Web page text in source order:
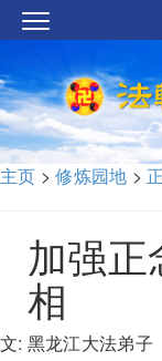
主页 >修炼园地 >
加强
相
文: 黑龙江大法弟子